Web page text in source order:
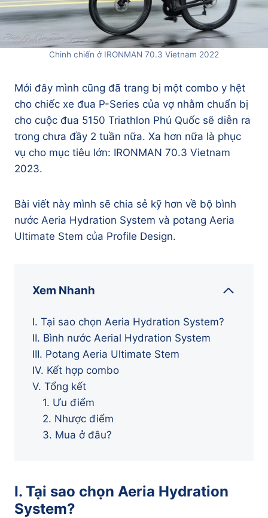
Chinh chiến ở IRONMAN 70.3 Vietnam 2022
Mới đây mình cũng đã trang bị một combo y hệt
cho chiếc xe đua P-Series của vợ nhằm chuẩn bị
cho cuộc đua 5150 Triathlon Phú Quốc sẽ diễn ra
trong chưa đầy 2 tuần nữa. Xa hơn nữa là phục
vụ cho mục tiêu lớn: IRONMAN 70.3 Vietnam
2023.
Bài viết này mình sẽ chia sẻ kỹ hơn về bộ bình
nước Aeria Hydration System và potang Aeria
Ultimate Stem của Profile Design.
Xem Nhanh
I. Tại sao chọn Aeria Hydration System?
II. Bình nước Aerial Hydration System
III. Potang Aeria Ultimate Stem
IV. Kết hợp combo
V. Tổng kết
1. Ưu điểm
2. Nhược điểm
3. Mua ở đâu?
I. Tại sao chọn Aeria Hydration
System?